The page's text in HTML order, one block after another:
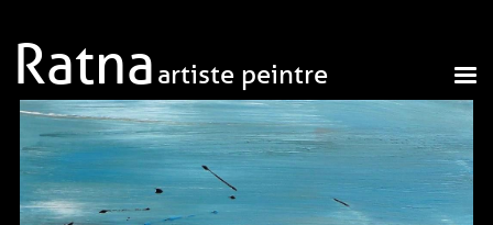
Ratna artiste peintre